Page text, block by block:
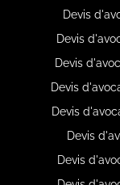
Devis
Devis
Devis
Devis
Devis
Devis
Devis